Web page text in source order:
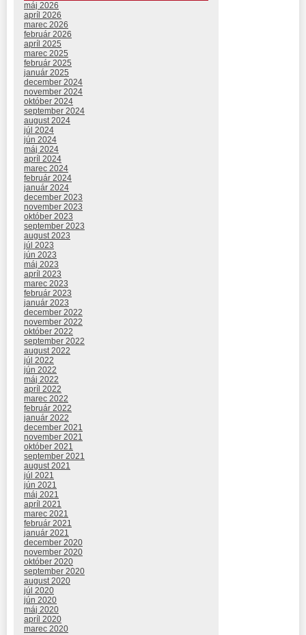
máj 2026
apríl 2026
marec 2026
február 2026
apríl 2025
marec 2025
február 2025
január 2025
december 2024
november 2024
október 2024
september 2024
august 2024
júl 2024
jún 2024
máj 2024
apríl 2024
marec 2024
február 2024
január 2024
december 2023
november 2023
október 2023
september 2023
august 2023
júl 2023
jún 2023
máj 2023
apríl 2023
marec 2023
február 2023
január 2023
december 2022
november 2022
október 2022
september 2022
august 2022
júl 2022
jún 2022
máj 2022
apríl 2022
marec 2022
február 2022
január 2022
december 2021
november 2021
október 2021
september 2021
august 2021
júl 2021
jún 2021
máj 2021
apríl 2021
marec 2021
február 2021
január 2021
december 2020
november 2020
október 2020
september 2020
august 2020
júl 2020
jún 2020
máj 2020
apríl 2020
marec 2020